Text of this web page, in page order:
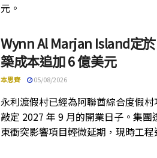
元。
Wynn Al Marjan Island定
築成本追加 6 億美元
本思齊 05/08/2026
永利渡假村已經為阿聯酋綜合度假
敲定 2027 年 9 月的開業日子。集
東衝突影響項目輕微延期，現時工程